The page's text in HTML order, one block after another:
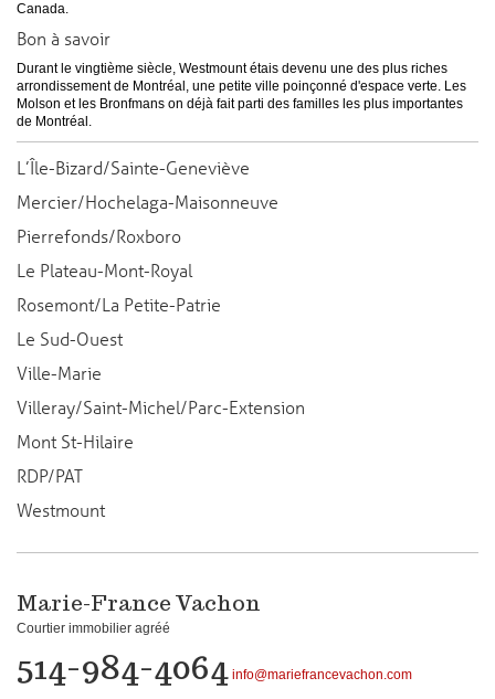
Canada.
Bon à savoir
Durant le vingtième siècle, Westmount étais devenu une des plus riches
arrondissement de Montréal, une petite ville poinçonné d'espace verte. Les
Molson et les Bronfmans on déjà fait parti des familles les plus importantes
de Montréal.
L’Île-Bizard/Sainte-Geneviève
Mercier/Hochelaga-Maisonneuve
Pierrefonds/Roxboro
Le Plateau-Mont-Royal
Rosemont/La Petite-Patrie
Le Sud-Ouest
Ville-Marie
Villeray/Saint-Michel/Parc-Extension
Mont St-Hilaire
RDP/PAT
Westmount
Marie-France Vachon
Courtier immobilier agréé
514-984-4064 info@mariefrancevachon.com